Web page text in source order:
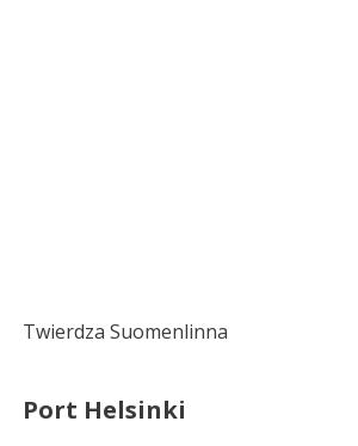
Twierdza Suomenlinna
Port Helsinki